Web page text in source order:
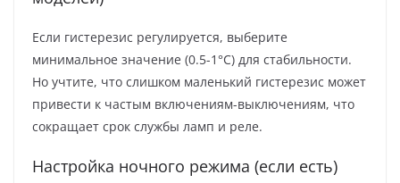
Если гистерезис регулируется, выберите
минимальное значение (0.5-1°C) для стабильности.
Но учтите, что слишком маленький гистерезис может
привести к частым включениям-выключениям, что
сокращает срок службы ламп и реле.
Настройка ночного режима (если есть)